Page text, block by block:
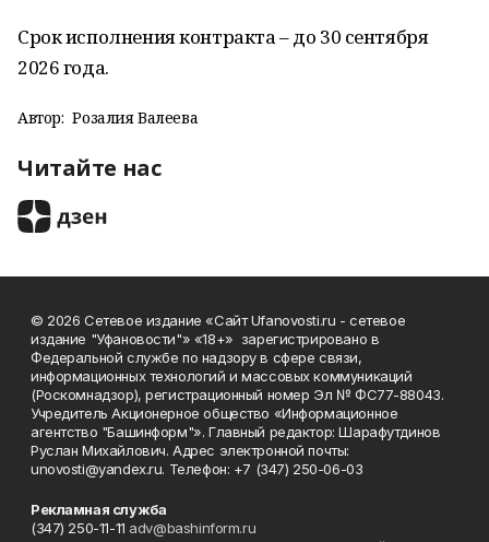
Срок исполнения контракта – до 30 сентября
2026 года.
Автор: Розалия Валеева
Читайте нас
© 2026 Сетевое издание «Сайт Ufanovosti.ru - сетевое
издание "Уфановости"» «18+» зарегистрировано в
Федеральной службе по надзору в сфере связи,
информационных технологий и массовых коммуникаций
(Роскомнадзор), регистрационный номер Эл № ФС77-88043.
Учредитель Акционерное общество «Информационное
агентство "Башинформ"». Главный редактор: Шарафутдинов
Руслан Михайлович. Адрес электронной почты:
unovosti@yandex.ru. Телефон: +7 (347) 250-06-03
Рекламная служба
(347) 250-11-11 adv@bashinform.ru